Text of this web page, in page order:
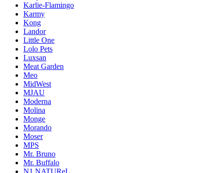
Karlie-Flamingo
Karmy
Kong
Landor
Little One
Lolo Pets
Luxsan
Meat Garden
Meo
MidWest
MJAU
Moderna
Molina
Monge
Morando
Moser
MPS
Mr. Bruno
Mr. Buffalo
N1 NATUReL